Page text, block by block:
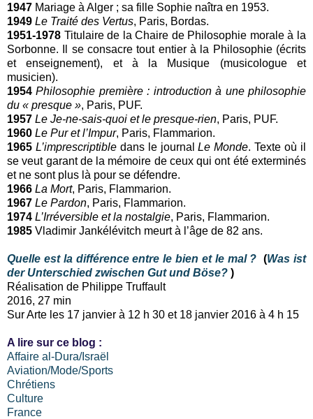
1947 Mariage à Alger ; sa fille Sophie naîtra en 1953.
1949 Le Traité des Vertus, Paris, Bordas.
1951-1978 Titulaire de la Chaire de Philosophie morale à la
Sorbonne. Il se consacre tout entier à la Philosophie (écrits
et enseignement), et à la Musique (musicologue et
musicien).
1954 Philosophie première : introduction à une philosophie
du « presque », Paris, PUF.
1957 Le Je-ne-sais-quoi et le presque-rien, Paris, PUF.
1960 Le Pur et l’Impur, Paris, Flammarion.
1965 L’imprescriptibledans le journalLe Monde. Texte où il
se veut garant de la mémoire de ceux qui ont été exterminés
et ne sont plus là pour se défendre.
1966 La Mort, Paris, Flammarion.
1967 Le Pardon, Paris, Flammarion.
1974 L’Irréversible et la nostalgie, Paris, Flammarion.
1985 Vladimir Jankélévitch meurt à l’âge de 82 ans.
Quelle est la différence entre le bien et le mal ? (Was ist
der Unterschied zwischen Gut und Böse? )
Réalisation de Philippe Truffault
2016, 27 min
Sur Arte les 17 janvier à 12 h 30 et 18 janvier 2016 à 4 h 15
A lire sur ce blog :
Affaire al-Dura/Israël
Aviation/Mode/Sports
Chrétiens
Culture
France